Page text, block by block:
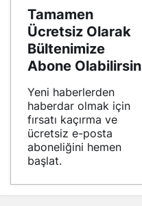
Tamamen
Ücretsiz Olarak
Bültenimize
Abone Olabilirsin
Yeni haberlerden
haberdar olmak için
fırsatı kaçırma ve
ücretsiz e-posta
aboneliğini hemen
başlat.